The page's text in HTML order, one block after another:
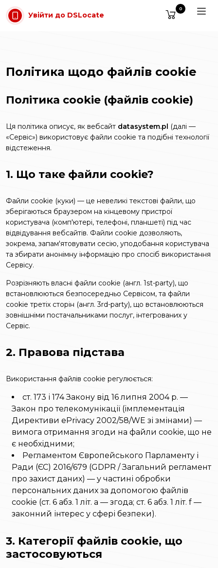
Перейти до основного вмісту
Увійти до DSLocate
0
Політика щодо файлів cookie
Політика cookie (файлів cookie)
Ця політика описує, як вебсайт datasystem.pl (далі —
«Сервіс») використовує файли cookie та подібні технології
відстеження.
1. Що таке файли cookie?
Файли cookie (куки) — це невеликі текстові файли, що
зберігаються браузером на кінцевому пристрої
користувача (комп'ютері, телефоні, планшеті) під час
відвідування вебсайтів. Файли cookie дозволяють,
зокрема, запам'ятовувати сесію, уподобання користувача
та збирати анонімну інформацію про спосіб використання
Сервісу.
Розрізняють власні файли cookie (англ. 1st-party), що
встановлюються безпосередньо Сервісом, та файли
cookie третіх сторін (англ.3rd-party), що встановлюються
зовнішніми постачальниками послуг, інтегрованих у
Сервіс.
2. Правова підстава
Використання файлів cookie регулюється:
ст. 173 і 174 Закону від 16 липня 2004 р. —
Закон про телекомунікації (імплементація
Директиви ePrivacy 2002/58/WE зі змінами) —
вимога отримання згоди на файли cookie, що не
є необхідними;
Регламентом Європейського Парламенту і
Ради (ЄС) 2016/679 (GDPR / Загальний регламент
про захист даних) — у частині обробки
персональних даних за допомогою файлів
cookie (ст. 6 абз. 1 літ. a — згода; ст. 6 абз. 1 літ. f —
законний інтерес у сфері безпеки).
3. Категорії файлів cookie, що
застосовуються